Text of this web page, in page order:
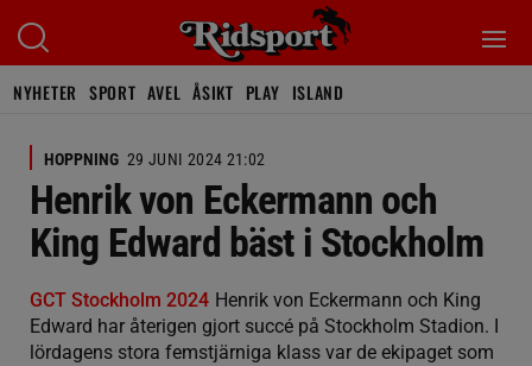
NYHETER SPORT AVEL ÅSIKT PLAY ISLAND
HOPPNING 29 JUNI 2024 21:02
Henrik von Eckermann och
King Edward bäst i Stockholm
GCT Stockholm 2024 Henrik von Eckermann och King
Edward har återigen gjort succé på Stockholm Stadion. I
lördagens stora femstjärniga klass var de ekipaget som